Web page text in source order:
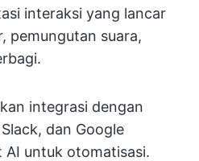
interaksi yang lancar
pemungutan suara,
integrasi dengan
dan Google
AI untuk otomatisasi.